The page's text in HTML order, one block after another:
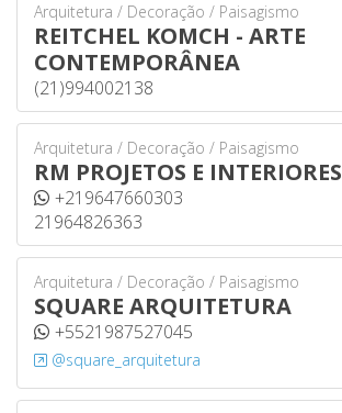
Arquitetura / Decoração / Paisagismo
REITCHEL KOMCH - ARTE
CONTEMPORÂNEA
(21)994002138
Arquitetura / Decoração / Paisagismo
RM PROJETOS E INTERIORES
+219647660303
21964826363
Arquitetura / Decoração / Paisagismo
SQUARE ARQUITETURA
+5521987527045
@square_arquitetura